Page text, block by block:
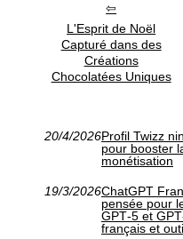
L'Esprit de Noël
Capturé dans des
Créations
Chocolatées Uniques
20/4/2026Profil Twizz
pour booster
monétisation
19/3/2026ChatGPT
pensée pour
GPT‑5 et
français et